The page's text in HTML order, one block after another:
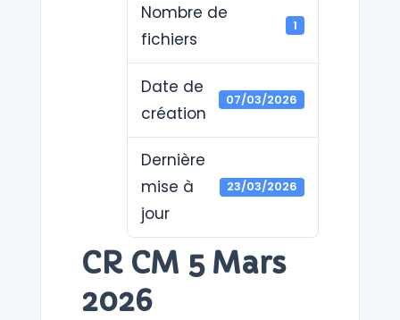
Nombre de
fichiers
1
Date de
création
07/03/2026
Dernière
mise à
jour
23/03/2026
CR CM 5 Mars
2026